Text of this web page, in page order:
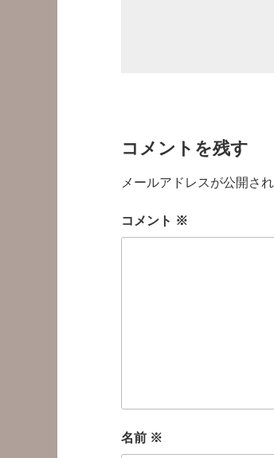
コメントを残す
メールアドレスが公開さ
コメント ※
名前 ※